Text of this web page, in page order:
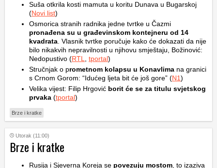
Suša otkrila kosti mamuta u koritu Dunava u Bugarskoj
(Novi list)
Osmorica stranih radnika jedne tvrtke u Čazmi
pronađena su u građevinskom kontejneru od 14
kvadrata . Vlasnik tvrtke poručuje kako će dokazati da nije
bilo nikakvih nepravilnosti u njihovu smještaju, Božinović:
Nedopustivo (RTL tportal)
Stručnjak o prometnom kolapsu u Konavlima na granici
s Crnom Gorom: “Idućeg ljeta bit će još gore” (N1)
Velika vijest: Filip Hrgović borit će se za titulu svjetskog
prvaka (tportal)
Brze i kratke
Utorak (11:00)
Brze i kratke
Rusija i Sjeverna Koreja se povezuju mostom , to izaziva